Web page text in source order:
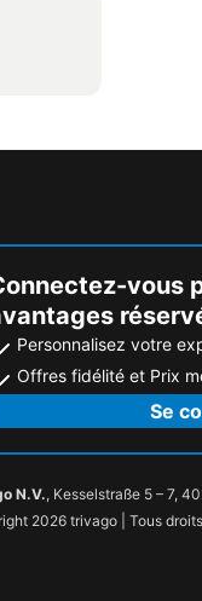
vous
Personnalisez votre
Offres fidélité et Prix
Se
N.V., Kesselstraße 5 – 7,
2026 trivago | Tous